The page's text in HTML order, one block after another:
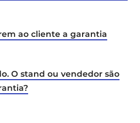
ao cliente a garantia
O stand ou vendedor são